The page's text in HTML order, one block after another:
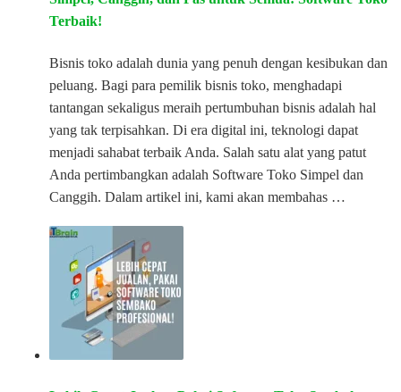
Terbaik!
Bisnis toko adalah dunia yang penuh dengan kesibukan dan
peluang. Bagi para pemilik bisnis toko, menghadapi
tantangan sekaligus meraih pertumbuhan bisnis adalah hal
yang tak terpisahkan. Di era digital ini, teknologi dapat
menjadi sahabat terbaik Anda. Salah satu alat yang patut
Anda pertimbangkan adalah Software Toko Simpel dan
Canggih. Dalam artikel ini, kami akan membahas …